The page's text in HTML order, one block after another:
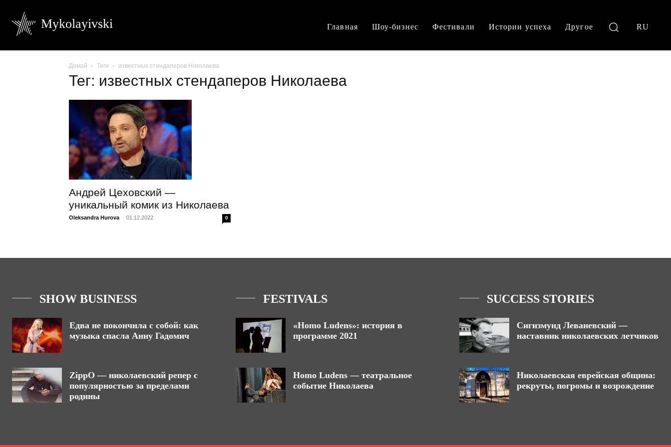
Mykolayivski Главная Шоу-бизнес Фестивали Истории успеха Другое RU
Домой Теги известных стендаперов Николаева
Тег: известных стендаперов Николаева
Андрей Цеховский —
уникальный комик из Николаева
Oleksandra Hurova - 01.12.2022 0
SHOW BUSINESS
Едва не покончила с собой: как
музыка спасла Анну Гадомич
ZippO — николаевский репер с
популярностью за пределами
родины
FESTIVALS
«Homo Ludens»: история в
программе 2021
Homo Ludens — театральное
событие Николаева
SUCCESS STORIES
Сигизмунд Леваневский —
наставник николаевских летчиков
Николаевская еврейская община:
рекруты, погромы и возрождение